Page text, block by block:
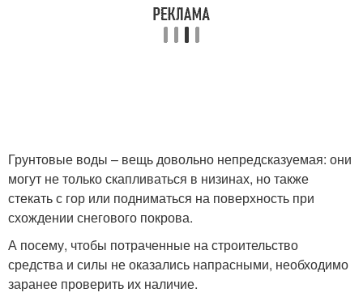
Грунтовые воды – вещь довольно непредсказуемая: они
могут не только скапливаться в низинах, но также
стекать с гор или подниматься на поверхность при
схождении снегового покрова.
А посему, чтобы потраченные на строительство
средства и силы не оказались напрасными, необходимо
заранее проверить их наличие.